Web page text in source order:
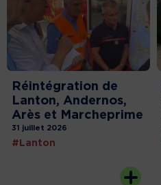
Réintégration de
Lanton, Andernos,
Arès et Marcheprime
31 juillet 2026
#Lanton